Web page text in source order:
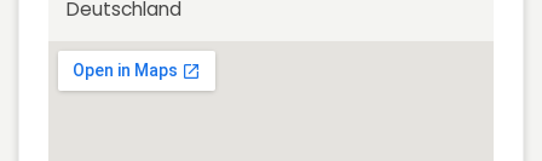
Deutschland